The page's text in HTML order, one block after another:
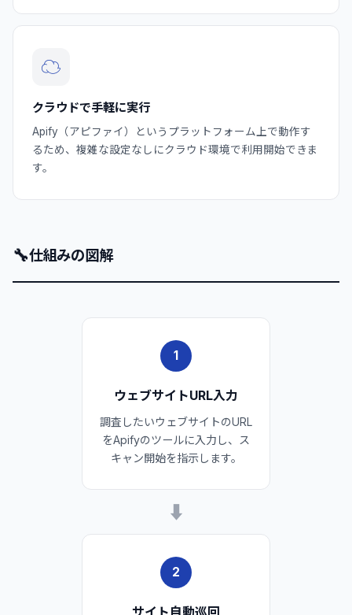
☁️
クラウドで手軽に実行
Apify（アピファイ）というプラットフォーム上で動作す
るため、複雑な設定なしにクラウド環境で利用開始できま
す。
🔧仕組みの図解
1
ウェブサイトURL入力
調査したいウェブサイトのURL
をApifyのツールに入力し、ス
キャン開始を指示します。
➡
2
サイト自動巡回